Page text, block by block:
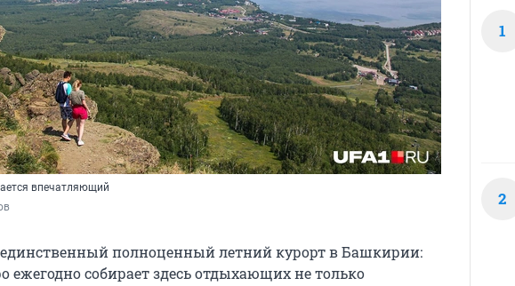
впечатляющий
полноценный летний курорт в Башкирии:
ежегодно собирает здесь отдыхающих не только
1
2